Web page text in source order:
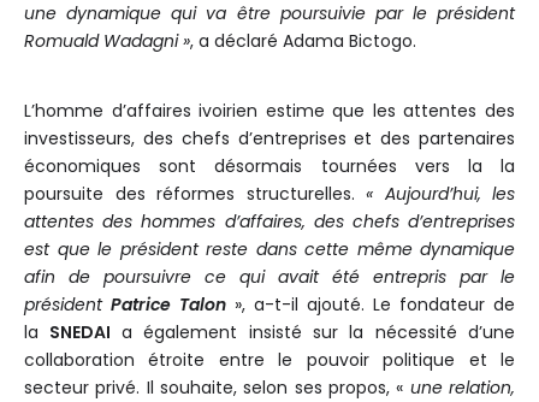
une dynamique qui va être poursuivie par le président
Romuald Wadagni », a déclaré Adama Bictogo.
L’homme d’affaires ivoirien estime que les attentes des
investisseurs, des chefs d’entreprises et des partenaires
économiques sont désormais tournées vers la la
poursuite des réformes structurelles. « Aujourd’hui, les
attentes des hommes d’affaires, des chefs d’entreprises
est que le président reste dans cette même dynamique
afin de poursuivre ce qui avait été entrepris par le
président Patrice Talon », a-t-il ajouté. Le fondateur de
la SNEDAI a également insisté sur la nécessité d’une
collaboration étroite entre le pouvoir politique et le
secteur privé. Il souhaite, selon ses propos, « une relation,